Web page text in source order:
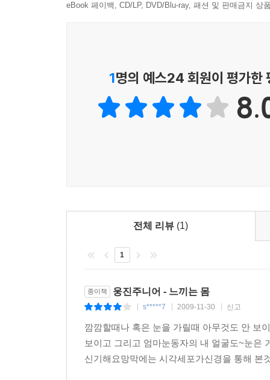
eBook 페이백, CD/LP, DVD/Blu-ray, 패션 및 판매금지 상
1명의 예스24 회원이 평가한
전체 리뷰 (1)
1
종이책 웅진주니어 - 느끼는 몸
s*****7 2009-11-30 신고
깜깜할때나 혹은 눈을 가릴때 아무것도 안 보
보이고 그리고 엄마눈동자의 내 얼굴도~눈은
신기해요망막에는 시각세포가신경을 통해